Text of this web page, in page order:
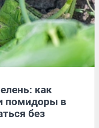
как
помидоры в
без